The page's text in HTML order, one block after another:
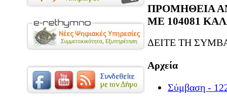
ΠΡΟΜΗΘΕΙΑ
ΜΕ 104081
ΔΕΙΤΕ ΤΗ
Αρχεία
Σύμβαση -